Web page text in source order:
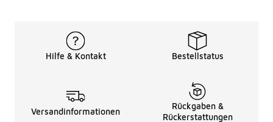
Hilfe & Kontakt Bestellstatus
Versandinformationen
Rückgaben &
Rückerstattungen